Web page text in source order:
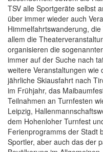
TSV alle Sportgeräte selbst
über immer wieder auch
Himmelfahrtswanderung,
allem die
organisieren die
immer auf der Suche nach
weitere Veranstaltungen
jährliche Skiausfahrt nach
im Frühjahr, das
Teilnahmen an Turnfesten
Leipzig,
dem Hohenloher Turnfest
Ferienprogramms der Stadt
Sportler, aber auch das der